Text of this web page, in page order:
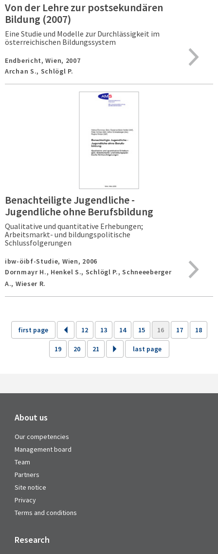
Von der Lehre zur postsekundären
Bildung (2007)
Eine Studie und Modelle zur Durchlässigkeit im
österreichischen Bildungssystem
Endbericht,Wien, 2007
Archan S., Schlögl P.
Benachteiligte Jugendliche -
Jugendliche ohne Berufsbildung
Qualitative und quantitative Erhebungen;
Arbeitsmarkt- und bildungspolitische
Schlussfolgerungen
ibw-öibf-Studie, Wien, 2006
Dornmayr H., Henkel S., Schlögl P., Schneeeberger
A., Wieser R.
first page 12 13 14 15 16 17 18
19 20 21 last page
About us
Our competencies
Management board
Team
Partners
Site notice
Privacy
Terms and conditions
Research